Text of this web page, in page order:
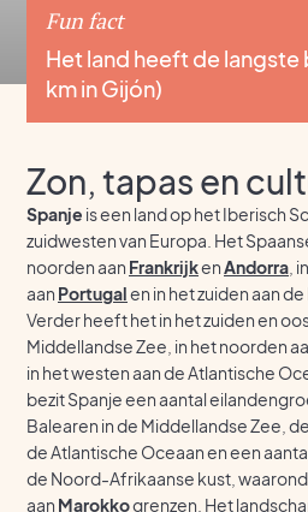
Fun fact
Het land heeft de langste
km in Gijón)
Zon, tapas en
Spanje is een land op het Iberisch
zuidwesten van Europa. Het
noorden aan FrankrijkenAndorra ,
aan Portugalen in het zuiden aan
Verder heeft het in het zuiden en
Middellandse Zee, in het noorden
in het westen aan de Atlantische
bezit Spanje een aantal
Balearen in de Middellandse Zee,
de Atlantische Oceaan en een
de Noord-Afrikaanse kust,
aan Marokkogrenzen. Het